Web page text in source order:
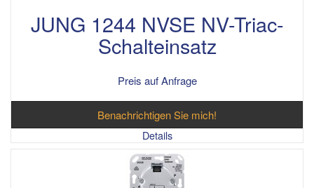
JUNG 1244 NVSE NV-Triac-
Schalteinsatz
Preis auf Anfrage
Benachrichtigen Sie mich!
Details